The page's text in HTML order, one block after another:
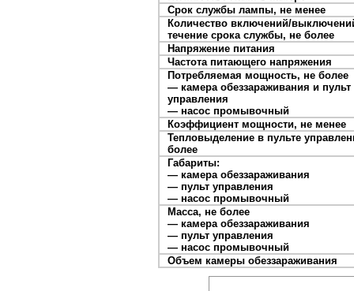
Срок службы лампы, не менее
Количество включений/
течение срока службы, не более
Напряжение питания
Частота питающего напряжения
Потребляемая мощность, не более
— камера обеззараживания и пульт
управления
— насос промывочный
Коэффициент мощности, не менее
Тепловыделение в пульте
более
Габариты:
— камера обеззараживания
— пульт управления
— насос промывочный
Масса, не более
— камера обеззараживания
— пульт управления
— насос промывочный
Объем камеры обеззараживания